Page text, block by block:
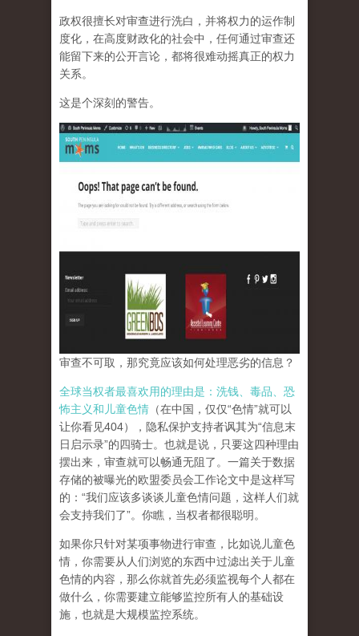
政权很擅长对审查进行洗白，并将权力的运作制
度化，在高度财政化的社会中，任何通过审查还
能留下来的公开言论，都将很难动摇真正的权力
关系。
这是个深刻的警告。
审查不可取，那究竟应该如何处理恶劣的信息？
全球当权者最喜欢用的理由是：洗钱、毒品、恐
怖主义和儿童色情 （在中国，仅仅“色情”就可以
让你看见404），隐私保护支持者讽其为“信息末
日启示录”的四骑士。也就是说，只要这四种理由
摆出来，审查就可以畅通无阻了。一篇关于数据
存储的被曝光的欧盟委员会工作论文中是这样写
的：“我们应该多谈谈儿童色情问题，这样人们就
会支持我们了”。你瞧，当权者都很聪明。
如果你只针对某项事物进行审查，比如说儿童色
情，你需要从人们浏览的东西中过滤出关于儿童
色情的内容，那么你就首先必须监视每个人都在
做什么，你需要建立能够监控所有人的基础设
施，也就是大规模监控系统。